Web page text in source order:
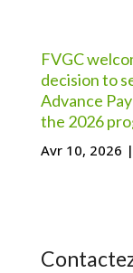
FVGC
decision to
Advance
the 2026
Avr 10, 2026 |